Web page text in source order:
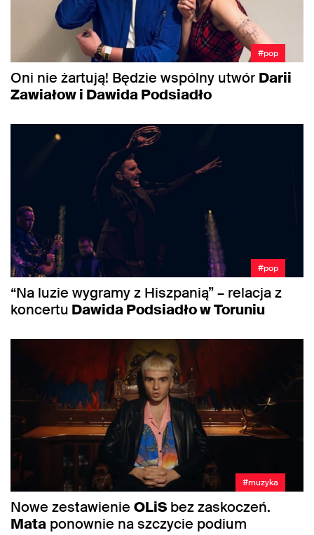
#pop
Oni nie żartują! Będzie wspólny utwór Darii
Zawiałow i Dawida Podsiadło
#pop
“Na luzie wygramy z Hiszpanią” – relacja z
koncertu Dawida Podsiadło w Toruniu
#muzyka
Nowe zestawienie OLiS bez zaskoczeń.
Mata ponownie na szczycie podium